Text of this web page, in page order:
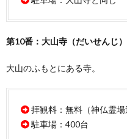
第10番：大山寺（だいせんじ）
大山のふもとにある寺。
拝観料：無料（神仏霊場
駐車場：400台